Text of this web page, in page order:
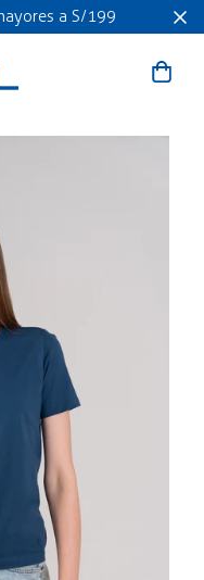
a S/199